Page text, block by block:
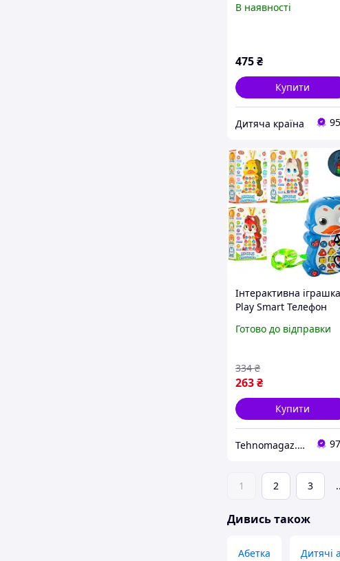
(Рос.), Світло, бат.,
В наявності
475₴
Купити
Дитяча країна
Інтерактивна іграшка
Play Smart Телефон
Готово до відправки
263₴
334 ₴
Купити
Tehnomagaz.com.ua - це передовий інтернет-магазин, спеціалізуючийся на продажу техніки
1 2 3
Дивись також
Абетка Дитячі